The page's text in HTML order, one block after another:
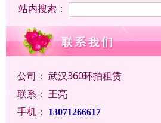
站内搜索：
公司： 武汉360环拍租赁
联系： 王亮
手机：
13071266617